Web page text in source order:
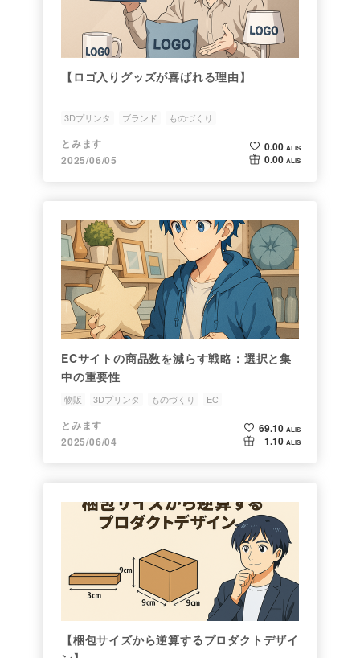
【ロゴ入りグッズが喜ばれる理由】
3Dプリンタ ブランド ものづくり
とみます
2025/06/05
0.00 ALIS
0.00 ALIS
ECサイトの商品数を減らす戦略：選択と集
中の重要性
物販 3Dプリンタ ものづくり EC
とみます
2025/06/04
69.10 ALIS
1.10 ALIS
【梱包サイズから逆算するプロダクトデザイ